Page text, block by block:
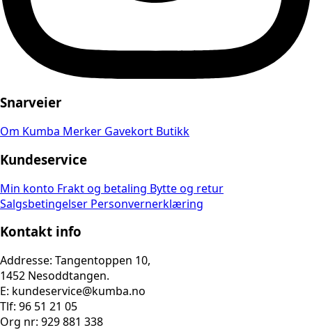
Snarveier
Om Kumba Merker Gavekort Butikk
Kundeservice
Min konto Frakt og betaling Bytte og retur
Salgsbetingelser Personvernerklæring
Kontakt info
Addresse: Tangentoppen 10,
1452 Nesoddtangen.
E: kundeservice@kumba.no
Tlf: 96 51 21 05
Org nr: 929 881 338